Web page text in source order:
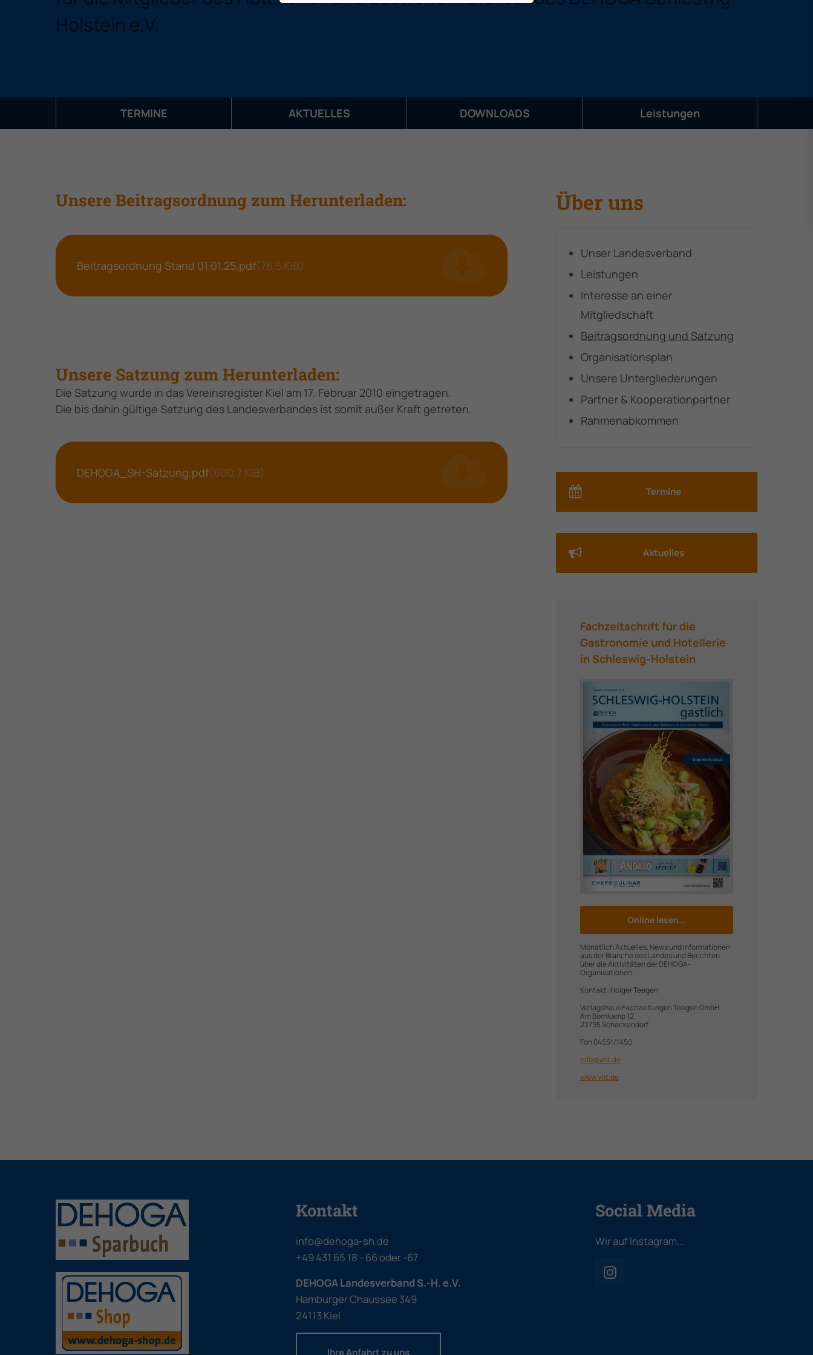
Holstein e.V.
TERMINE AKTUELLES DOWNLOADS Leistungen
Unsere Beitragsordnung zum Herunterladen:
Beitragsordnung Stand 01.01.25.pdf(78,5 KiB)
Unsere Satzung zum Herunterladen:
Die Satzung wurde in das Vereinsregister Kiel am 17. Februar 2010 eingetragen.
Die bis dahin gültige Satzung des Landesverbandes ist somit außer Kraft getreten.
DEHOGA_SH-Satzung.pdf(600,7 KiB)
Über uns
Unser Landesverband
Leistungen
Interesse an einer
Mitgliedschaft
Beitragsordnung und Satzung
Organisationsplan
Unsere Untergliederungen
Partner & Kooperationpartner
Rahmenabkommen
Termine
Aktuelles
Fachzeitschrift für die
Gastronomie und Hotellerie
in Schleswig-Holstein
Online lesen...
Monatlich Aktuelles, News und Informationen
aus der Branche des Landes und Berichten
über die Aktivitäten der DEHOGA-
Organisationen.
Kontakt: Holger Teegen
Verlagshaus Fachzeitungen Teegen GmbH
Am Bornkamp 12
23795 Schackendorf
Fon 04551/1450
info@vht.de
www.vht.de
Kontakt
info@dehoga-sh.de
+49 431 65 18 - 66oder-67
DEHOGA Landesverband S.-H. e.V.
Hamburger Chaussee 349
24113 Kiel
Ihre Anfahrt zu uns
Social Media
Wir auf Instagram...